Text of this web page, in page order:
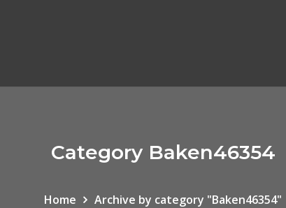
Category Baken46354
Home Archive by category "Baken46354"